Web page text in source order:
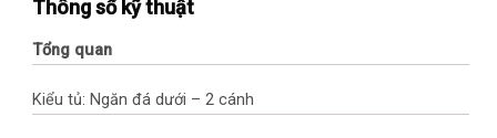
Thông số kỹ thuật
Tổng quan
Kiểu tủ: Ngăn đá dưới – 2 cánh